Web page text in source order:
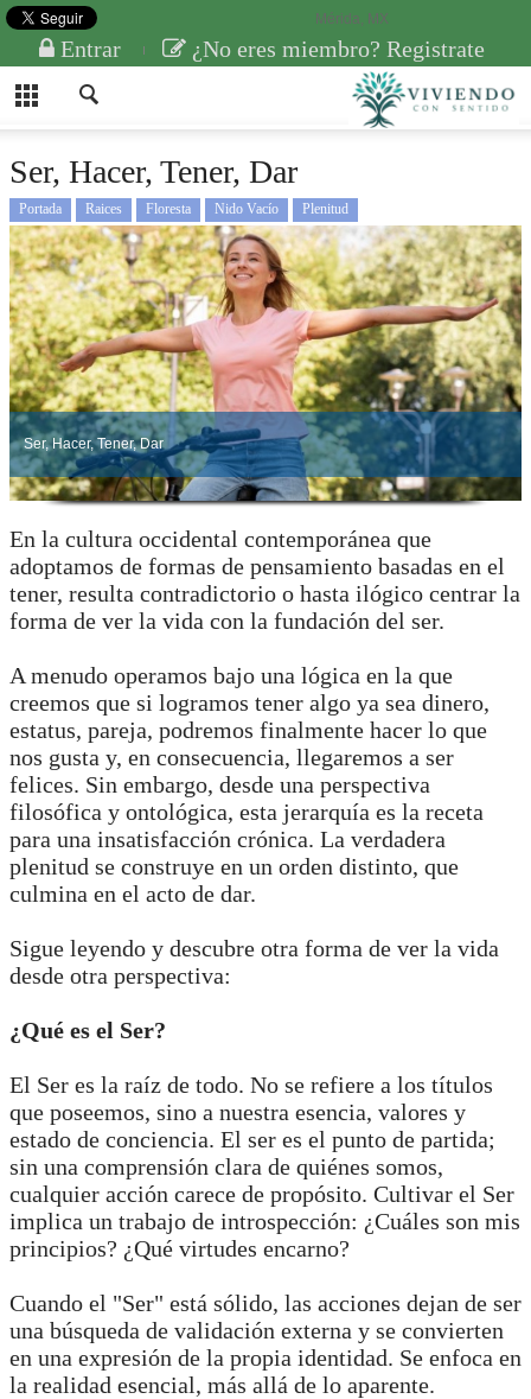
Mérida, MX
Entrar ¿No eres miembro? Registrate
Ser, Hacer, Tener, Dar
Portada Raices Floresta Nido Vacío Plenitud
Ser, Hacer, Tener, Dar
En la cultura occidental contemporánea que
adoptamos de formas de pensamiento basadas en el
tener, resulta contradictorio o hasta ilógico centrar la
forma de ver la vida con la fundación del ser.
A menudo operamos bajo una lógica en la que
creemos que si logramos tener algo ya sea dinero,
estatus, pareja, podremos finalmente hacer lo que
nos gusta y, en consecuencia, llegaremos a ser
felices. Sin embargo, desde una perspectiva
filosófica y ontológica, esta jerarquía es la receta
para una insatisfacción crónica. La verdadera
plenitud se construye en un orden distinto, que
culmina en el acto de dar.
Sigue leyendo y descubre otra forma de ver la vida
desde otra perspectiva:
¿Qué es el Ser?
El Ser es la raíz de todo. No se refiere a los títulos
que poseemos, sino a nuestra esencia, valores y
estado de conciencia. El ser es el punto de partida;
sin una comprensión clara de quiénes somos,
cualquier acción carece de propósito. Cultivar el Ser
implica un trabajo de introspección: ¿Cuáles son mis
principios? ¿Qué virtudes encarno?
Cuando el "Ser" está sólido, las acciones dejan de ser
una búsqueda de validación externa y se convierten
en una expresión de la propia identidad. Se enfoca en
la realidad esencial, más allá de lo aparente.